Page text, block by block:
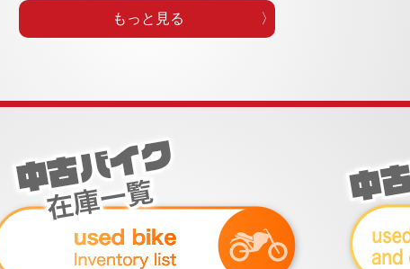
もっと見る